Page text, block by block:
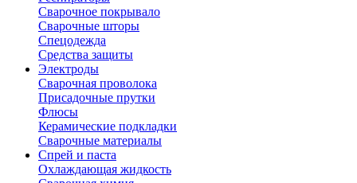
Сварочное покрывало
Сварочные шторы
Спецодежда
Средства защиты
Электроды
Сварочная проволока
Присадочные прутки
Флюсы
Керамические подкладки
Сварочные материалы
Спрей и паста
Охлаждающая жидкость